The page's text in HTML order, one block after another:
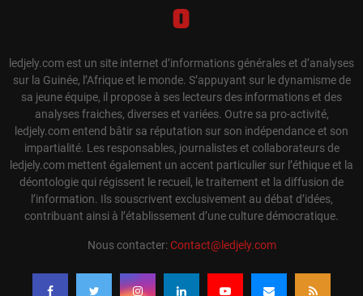
ledjely.com est un site internet d’informations générales et d’analyses
sur la Guinée, l’Afrique et le monde. S’appuyant sur le dynamisme de
sa jeune équipe, il propose à ses lecteurs des informations et des
analyses fraiches, diverses et variées. Outre sa pro-activité,
ledjely.com entend bâtir sa réputation sur son indépendance et son
impartialité. Les responsables, journalistes et collaborateurs de
ledjely.com mettent également un accent particulier sur l’éthique et la
déontologie qui régissent le recueil, le traitement et la diffusion de
l’information. Ils souscrivent exclusivement au débat d’idées,
contribuant ainsi à l’établissement d’une culture démocratique.
Nous contacter:Contact@ledjely.com